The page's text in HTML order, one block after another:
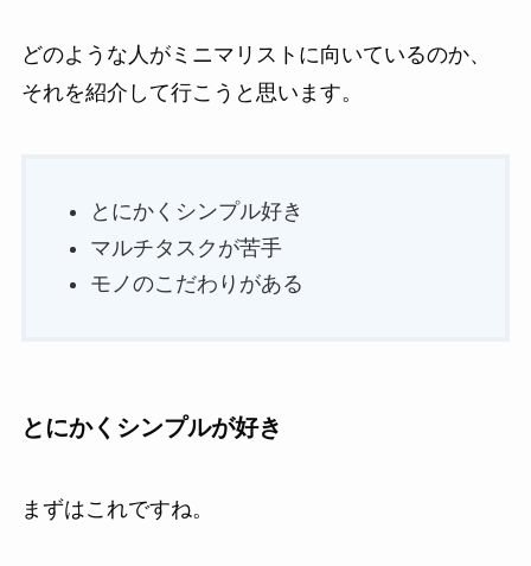
どのような人がミニマリストに向いているのか、
それを紹介して行こうと思います。
とにかくシンプル好き
マルチタスクが苦手
モノのこだわりがある
とにかくシンプルが好き
まずはこれですね。